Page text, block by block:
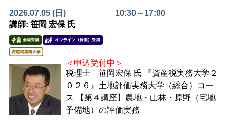
2026.07.05 (日)
10:30～17:00
講師: 笹岡 宏保 氏
＜申込受付中＞
税理士 笹岡宏保 氏 『資産税実務大学２
０２６』土地評価実務大学（総合）コー
ス 【第４講座】農地・山林・原野（宅地
予備地）の評価実務